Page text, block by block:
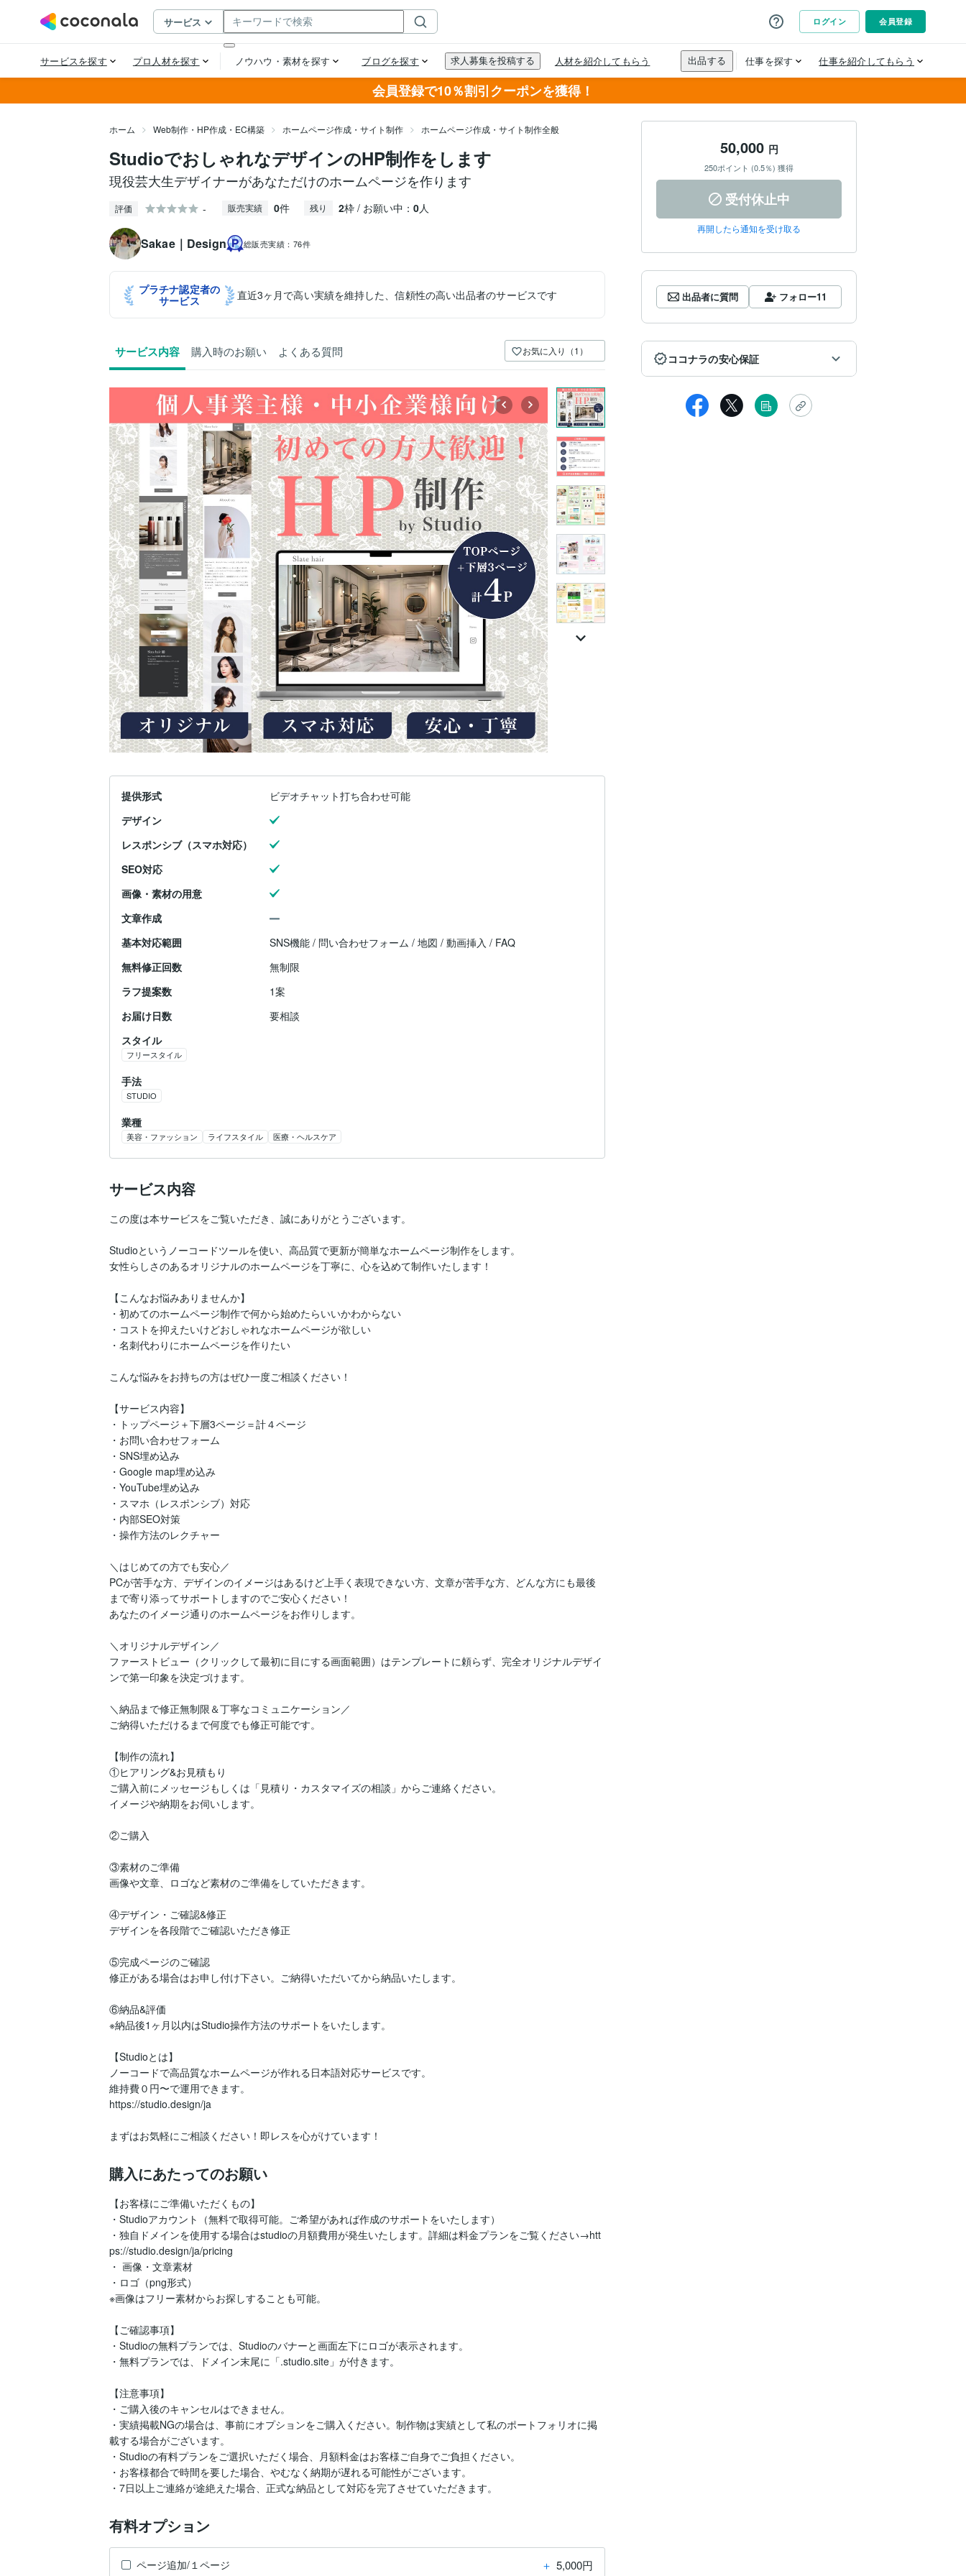
会員登録で10％割引クーポンを獲得！
ホーム Web制作・HP作成・EC構築 ホームページ作成・サイト制作 ホームページ作成・サイト制作全般
StudioでおしゃれなデザインのHP制作をします
現役芸大生デザイナーがあなただけのホームページを作ります
評価 - 販売実績 0件 残り 2枠 / お願い中： 0人
Sakae｜Design 総販売実績： 76件
プラチナ認定者の
サービス
直近3ヶ月で高い実績を維持した、信頼性の高い出品者のサービスです
サービス内容 購入時のお願い よくある質問 お気に入り（1）
提供形式
ビデオチャット打ち合わせ可能
デザイン
レスポンシブ（スマホ対応）
SEO対応
画像・素材の用意
文章作成
基本対応範囲
SNS機能 / 問い合わせフォーム / 地図 / 動画挿入 / FAQ
無料修正回数
無制限
ラフ提案数
1案
お届け日数
要相談
スタイル
フリースタイル
手法
STUDIO
業種
美容・ファッション ライフスタイル 医療・ヘルスケア
サービス内容
この度は本サービスをご覧いただき、誠にありがとうございます。
Studioというノーコードツールを使い、高品質で更新が簡単なホームページ制作をします。
女性らしさのあるオリジナルのホームページを丁寧に、心を込めて制作いたします！
【こんなお悩みありませんか】
・初めてのホームページ制作で何から始めたらいいかわからない
・コストを抑えたいけどおしゃれなホームページが欲しい
・名刺代わりにホームページを作りたい
こんな悩みをお持ちの方はぜひ一度ご相談ください！
【サービス内容】
・トップページ＋下層3ページ＝計４ページ
・お問い合わせフォーム
・SNS埋め込み
・Google map埋め込み
・YouTube埋め込み
・スマホ（レスポンシブ）対応
・内部SEO対策
・操作方法のレクチャー
＼はじめての方でも安心／
PCが苦手な方、デザインのイメージはあるけど上手く表現できない方、文章が苦手な方、どんな方にも最後
まで寄り添ってサポートしますのでご安心ください！
あなたのイメージ通りのホームページをお作りします。
＼オリジナルデザイン／
ファーストビュー（クリックして最初に目にする画面範囲）はテンプレートに頼らず、完全オリジナルデザイ
ンで第一印象を決定づけます。
＼納品まで修正無制限＆丁寧なコミュニケーション／
ご納得いただけるまで何度でも修正可能です。
【制作の流れ】
①ヒアリング&お見積もり
ご購入前にメッセージもしくは「見積り・カスタマイズの相談」からご連絡ください。
イメージや納期をお伺いします。
②ご購入
③素材のご準備
画像や文章、ロゴなど素材のご準備をしていただきます。
④デザイン・ご確認&修正
デザインを各段階でご確認いただき修正
⑤完成ページのご確認
修正がある場合はお申し付け下さい。ご納得いただいてから納品いたします。
⑥納品&評価
※納品後1ヶ月以内はStudio操作方法のサポートをいたします。
【Studioとは】
ノーコードで高品質なホームページが作れる日本語対応サービスです。
維持費０円〜で運用できます。
https://studio.design/ja
購入にあたってのお願い
【お客様にご準備いただくもの】
・Studioアカウント（無料で取得可能。ご希望があれば作成のサポートをいたします）
・独自ドメインを使用する場合はstudioの月額費用が発生いたします。詳細は料金プランをご覧ください→htt
ps://studio.design/ja/pricing
・ 画像・文章素材
・ロゴ（png形式）
※画像はフリー素材からお探しすることも可能。
【ご確認事項】
・Studioの無料プランでは、Studioのバナーと画面左下にロゴが表示されます。
・無料プランでは、ドメイン末尾に「.studio.site」が付きます。
【注意事項】
・ご購入後のキャンセルはできません。
・実績掲載NGの場合は、事前にオプションをご購入ください。制作物は実績として私のポートフォリオに掲
載する場合がございます。
・Studioの有料プランをご選択いただく場合、月額料金はお客様ご自身でご負担ください。
・お客様都合で時間を要した場合、やむなく納期が遅れる可能性がございます。
・7日以上ご連絡が途絶えた場合、正式な納品として対応を完了させていただきます。
有料オプション
ページ追加/１ページ ＋ 5,000円
50,000 円
250ポイント (0.5％) 獲得
受付休止中
再開したら通知を受け取る
出品者に質問 フォロー11
ココナラの安心保証